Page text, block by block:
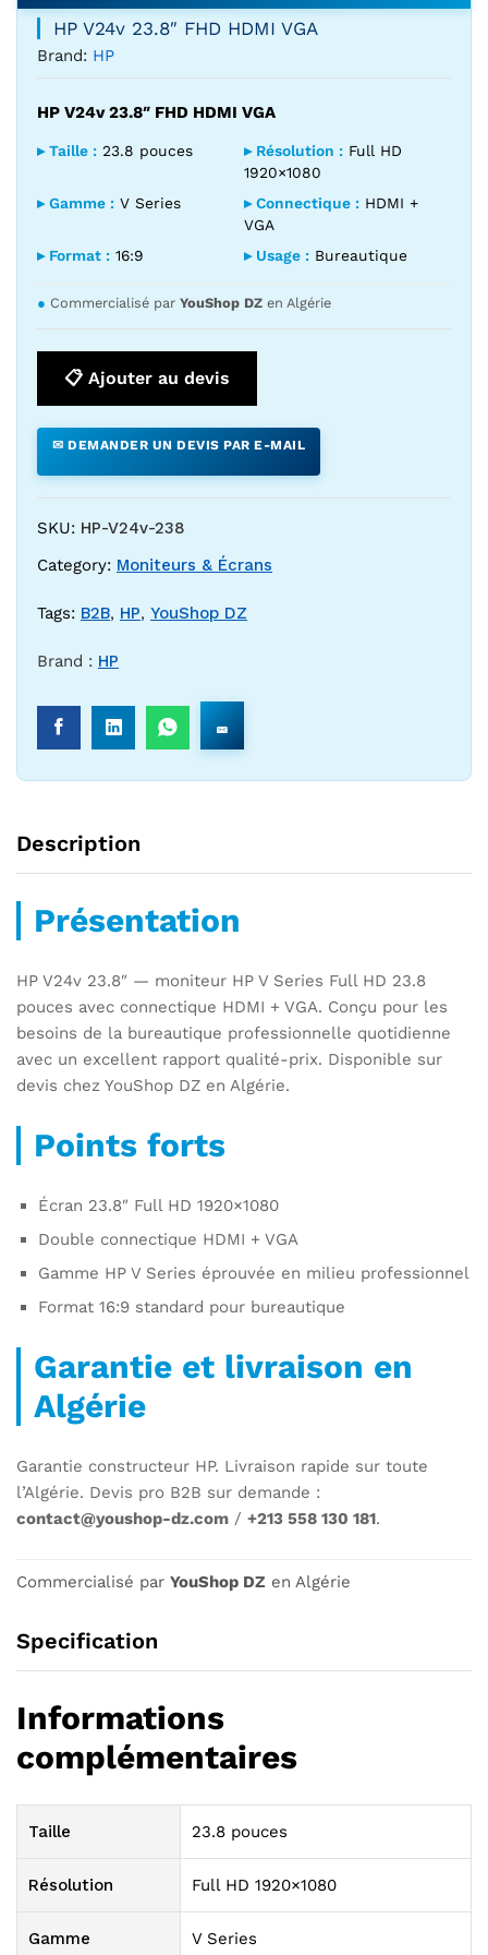
HP V24v 23.8″ FHD HDMI VGA
Brand: HP
HP V24v 23.8″ FHD HDMI VGA
▸ Taille : 23.8 pouces ▸ Résolution : Full HD
1920×1080
▸ Gamme : V Series ▸ Connectique : HDMI +
VGA
▸ Format : 16:9 ▸ Usage : Bureautique
● Commercialisé par YouShop DZ en Algérie
📋 Ajouter au devis
✉ DEMANDER UN DEVIS PAR E-MAIL
SKU: HP-V24v-238
Category: Moniteurs & Écrans
Tags: B2B, HP, YouShop DZ
Brand : HP
Description
Présentation
HP V24v 23.8″ — moniteur HP V Series Full HD 23.8
pouces avec connectique HDMI + VGA. Conçu pour les
besoins de la bureautique professionnelle quotidienne
avec un excellent rapport qualité-prix. Disponible sur
devis chez YouShop DZ en Algérie.
Points forts
Écran 23.8″ Full HD 1920×1080
Double connectique HDMI + VGA
Gamme HP V Series éprouvée en milieu professionnel
Format 16:9 standard pour bureautique
Garantie et livraison en
Algérie
Garantie constructeur HP. Livraison rapide sur toute
l’Algérie. Devis pro B2B sur demande :
contact@youshop-dz.com / +213 558 130 181.
Commercialisé par YouShop DZ en Algérie
Specification
Informations
complémentaires
Taille 23.8 pouces
Résolution Full HD 1920×1080
Gamme V Series